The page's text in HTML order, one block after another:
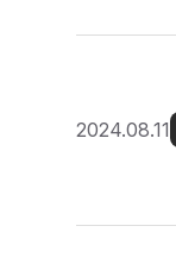
2024.08.11